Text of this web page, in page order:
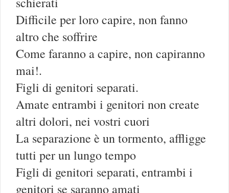
Difficile per loro capire, non fanno
altro che soffrire
Come faranno a capire, non capiranno
mai!.
Figli di genitori separati.
Amate entrambi i genitori non create
altri dolori, nei vostri cuori
La separazione è un tormento, affligge
tutti per un lungo tempo
Figli di genitori separati, entrambi i
genitori se saranno amati